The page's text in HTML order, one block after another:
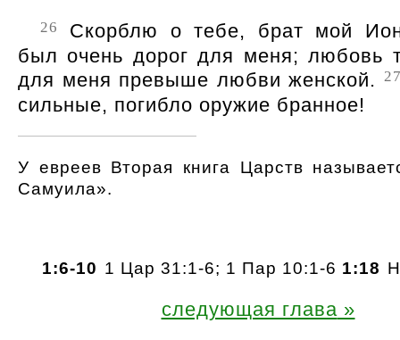
26
Скорблю о тебе, брат мой
был очень дорог для меня; любовь
для меня превыше любви женской.
сильные, погибло оружие бранное!
У евреев Вторая книга Царств
Самуила».
1:6-10 1 Цар 31:1-6; 1 Пар 10:1-6 1:18
следующая глава